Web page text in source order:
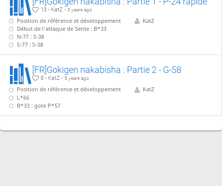
13 - KatZ - 5 years ago
Position de référence et développement
Début de l'attaque de Sente : B*33
N-77 : S-38
S-77 : S-38
KatZ
[FR]Gokigen nakabisha : Partie 2 - G-58
8 - KatZ - 5 years ago
Position de référence et développement
L*66
B*33 : gote P*57
KatZ